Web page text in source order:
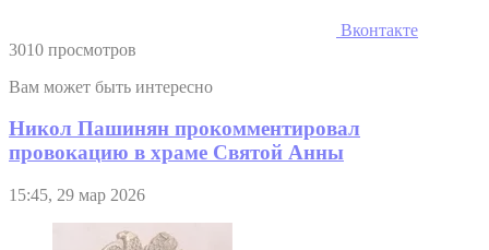
Вконтакте
3010 просмотров
Вам может быть интересно
Никол Пашинян прокомментировал
провокацию в храме Святой Анны
15:45, 29 мар 2026